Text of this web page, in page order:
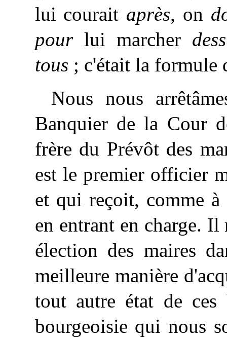
lui courait après, on
pourlui marcher
tous ; c'était la formule
Nous nous
Banquier de la Cour
frère du Prévôt des
est le premier officier
et qui reçoit, comme à
en entrant en charge.
élection des maires
meilleure manière
tout autre état de ces
bourgeoisie qui nous